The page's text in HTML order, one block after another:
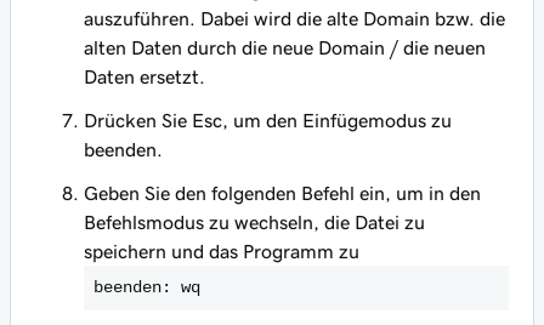
auszuführen. Dabei wird die alte Domain bzw. die
alten Daten durch die neue Domain / die neuen
Daten ersetzt.
Drücken Sie Esc, um den Einfügemodus zu
beenden.
Geben Sie den folgenden Befehl ein, um in den
Befehlsmodus zu wechseln, die Datei zu
speichern und das Programm zu
beenden: wq